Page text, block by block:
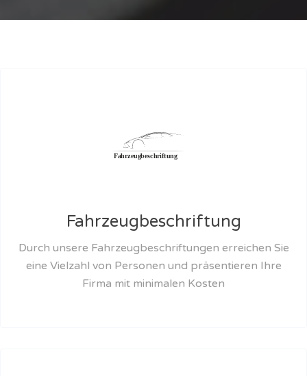
Fahrzeugbeschriftung
Durch unsere Fahrzeugbeschriftungen erreichen Sie
eine Vielzahl von Personen und präsentieren Ihre
Firma mit minimalen Kosten